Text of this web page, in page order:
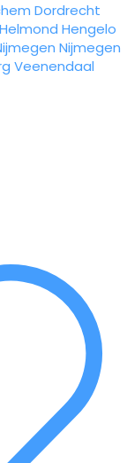
Dordrecht
Helmond Hengelo
Nijmegen
Veenendaal